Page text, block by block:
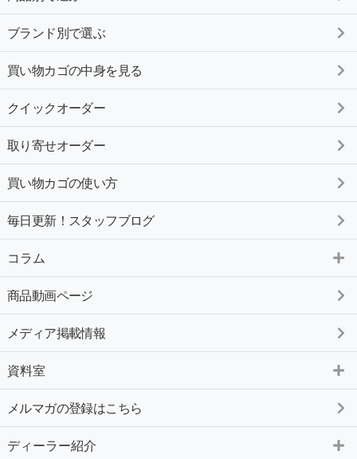
ブランド別で選ぶ
買い物カゴの中身を見る
クイックオーダー
取り寄せオーダー
買い物カゴの使い方
毎日更新！スタッフブログ
コラム
商品動画ページ
メディア掲載情報
資料室
メルマガの登録はこちら
ディーラー紹介